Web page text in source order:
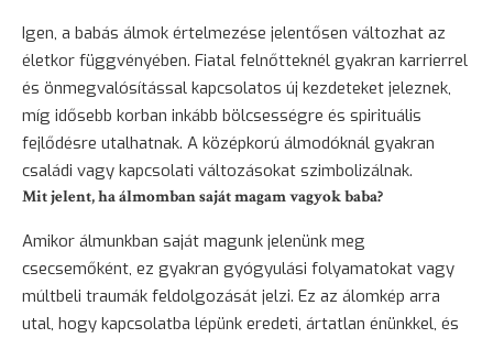
Igen, a babás álmok értelmezése jelentősen változhat az
életkor függvényében. Fiatal felnőtteknél gyakran karrierrel
és önmegvalósítással kapcsolatos új kezdeteket jeleznek,
míg idősebb korban inkább bölcsességre és spirituális
fejlődésre utalhatnak. A középkorú álmodóknál gyakran
családi vagy kapcsolati változásokat szimbolizálnak.
Mit jelent, ha álmomban saját magam vagyok baba?
Amikor álmunkban saját magunk jelenünk meg
csecsemőként, ez gyakran gyógyulási folyamatokat vagy
múltbeli traumák feldolgozását jelzi. Ez az álomkép arra
utal, hogy kapcsolatba lépünk eredeti, ártatlan énünkkel, és